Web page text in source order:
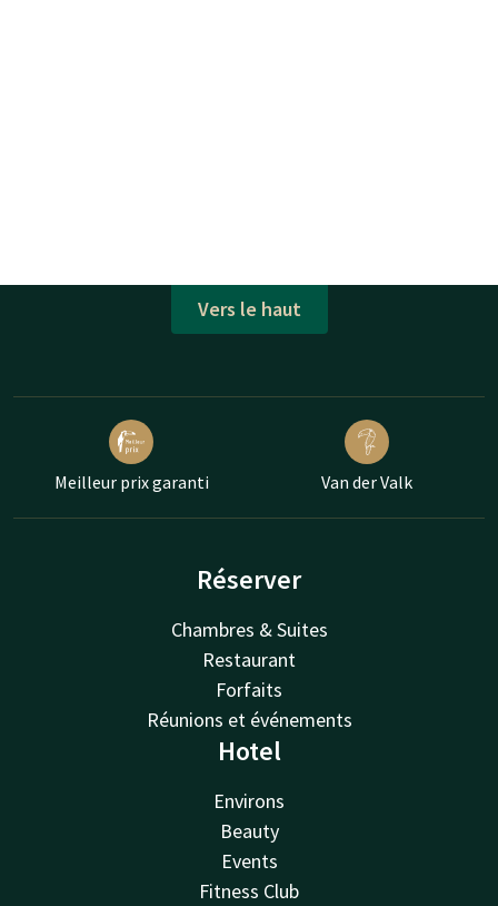
Vers le haut
Meilleur prix garanti Van der Valk
Réserver
Chambres & Suites
Restaurant
Forfaits
Réunions et événements
Hotel
Environs
Beauty
Events
Fitness Club